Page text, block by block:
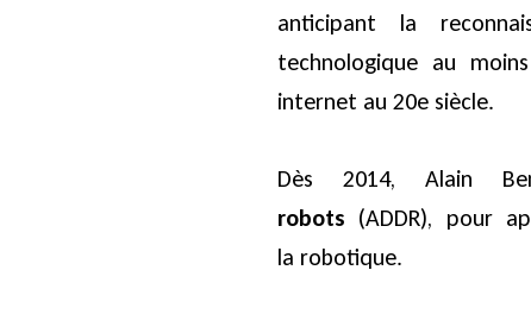
anticipant la
technologique au
internet au 20e siècle.
Dès 2014, Alain
robots (ADDR), pour
la robotique.